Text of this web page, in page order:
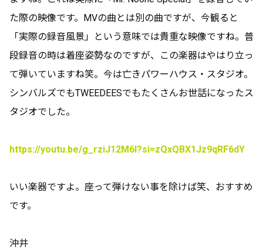
た際の映像です。MVの曲とは別の曲ですが、今観ると
「実際の録音風景」という意味では貴重な映像ですね。普
段録音の時は着座姿勢なのですが、この楽器はやはり立っ
て弾いていますね笑。今は亡きパワーハウス・スタジオ。
シンバルズでもTWEEDEESでもたくさんお世話になったス
タジオでした。
https://youtu.be/g_rziJ12M6I?si=zQxQBX1Jz9qRF6dY
いい楽器ですよ。座って弾けない事を除けば笑、おすすめ
です。
沖井